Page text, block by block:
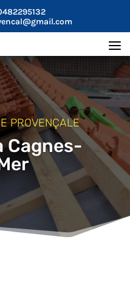
PROVENÇALE
Cagnes-